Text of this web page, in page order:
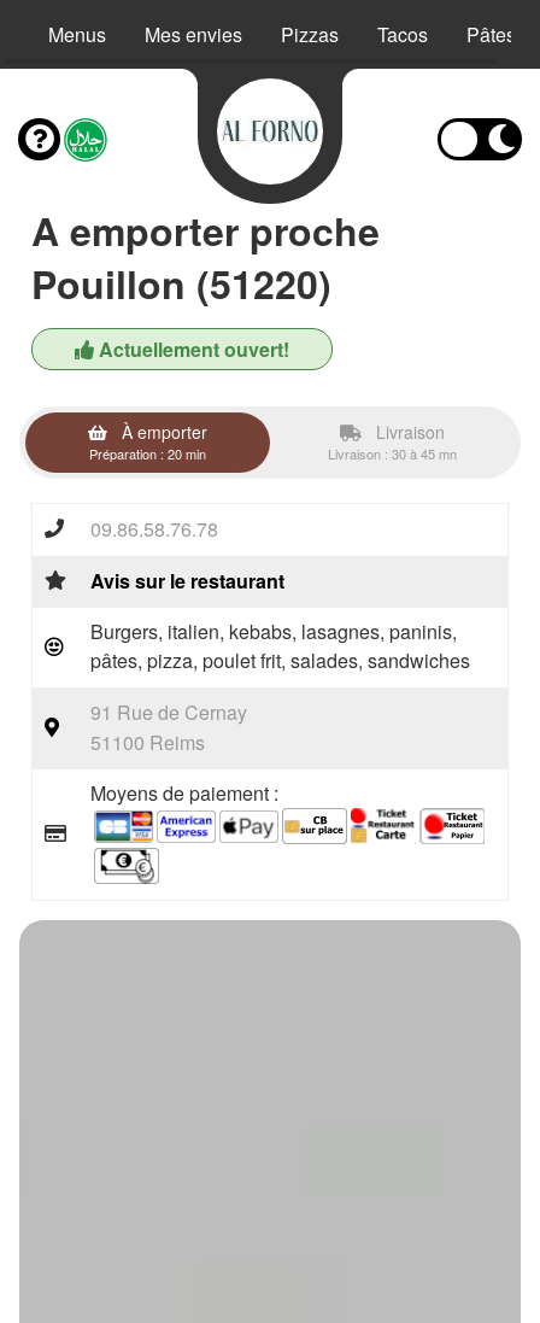
Menus Mes envies Pizzas Tacos Pâtes
A emporter proche
Pouillon (51220)
Actuellement ouvert!
À emporter
Préparation : 20 min
Livraison
Livraison : 30 à 45 mn
09.86.58.76.78
Avis sur le restaurant
Burgers, italien, kebabs, lasagnes, paninis,
pâtes, pizza, poulet frit, salades, sandwiches
91 Rue de Cernay
51100 Reims
Moyens de paiement :